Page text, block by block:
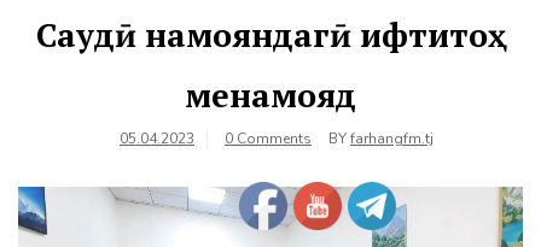
Саудӣ намояндагӣ ифтитоҳ
менамояд
05.04.2023 0 Comments BYfarhangfm.tj